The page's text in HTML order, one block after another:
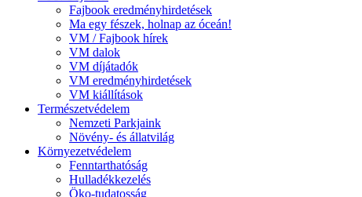
Fajbook eredményhirdetések
Ma egy fészek, holnap az óceán!
VM / Fajbook hírek
VM dalok
VM díjátadók
VM eredményhirdetések
VM kiállítások
Természetvédelem
Nemzeti Parkjaink
Növény- és állatvilág
Környezetvédelem
Fenntarthatóság
Hulladékkezelés
Öko-tudatosság